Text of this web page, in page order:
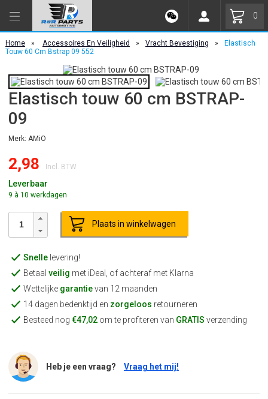
0
Home » Accessoires En Veiligheid » Vracht Bevestiging »
Elastisch
Touw 60 Cm Bstrap 09 552
Elastisch touw 60 cm BSTRAP-
09
Merk: AMiO
2,98 Incl. BTW
Leverbaar
9 à 10 werkdagen
Plaats in winkelwagen
Snellelevering!
Betaal veilig met iDeal, of achteraf met Klarna
Wettelijke garantievan 12 maanden
14 dagen bedenktijd en zorgeloos retourneren
Besteed nog €47,02om te profiteren van GRATIS verzending
Heb je een vraag? Vraag het mij!